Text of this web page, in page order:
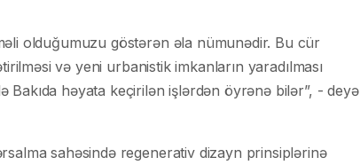
olduğumuzu göstərən əla nümunədir. Bu cür
və yeni urbanistik imkanların yaradılması
Bakıda həyata keçirilən işlərdən öyrənə bilər”, - deyə
sahəsində regenerativ dizayn prinsiplərinə